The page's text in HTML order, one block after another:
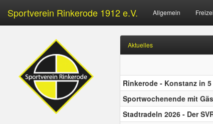
Sportverein Rinkerode 1912 e.V. Allgemein
Aktuelles
Rinkerode - Konstanz in 5
Sportwochenende mit
Stadtradeln 2026 - Der